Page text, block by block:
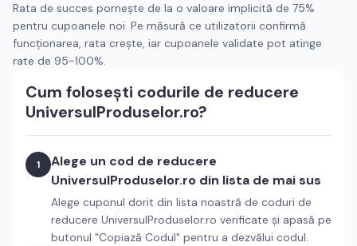
Rata de succes pornește de la o valoare implicită de 75%
pentru cupoanele noi. Pe măsură ce utilizatorii confirmă
funcționarea, rata crește, iar cupoanele validate pot atinge
rate de 95-100%.
Cum folosești codurile de reducere
UniversulProduselor.ro?
1
Alege un cod de reducere
UniversulProduselor.ro din lista de mai sus
Alege cuponul dorit din lista noastră de coduri de
reducere UniversulProduselor.ro verificate și apasă pe
butonul "Copiază Codul" pentru a dezvălui codul.